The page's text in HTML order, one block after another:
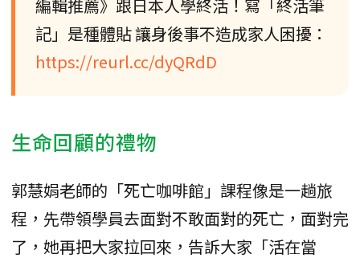
編輯推薦》跟日本人學終活！寫「終活筆
記」是種體貼 讓身後事不造成家人困擾：
https://reurl.cc/dyQRdD
生命回顧的禮物
郭慧娟老師的「死亡咖啡館」課程像是一趟旅
程，先帶領學員去面對不敢面對的死亡，面對完
了，她再把大家拉回來，告訴大家「活在當